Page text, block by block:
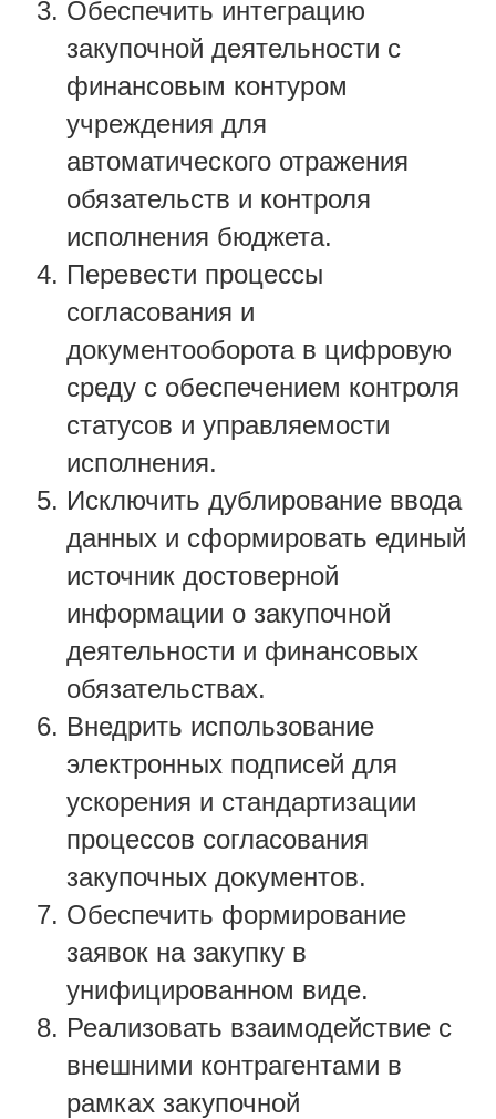
Обеспечить интеграцию
закупочной деятельности с
финансовым контуром
учреждения для
автоматического отражения
обязательств и контроля
исполнения бюджета.
Перевести процессы
согласования и
документооборота в цифровую
среду с обеспечением контроля
статусов и управляемости
исполнения.
Исключить дублирование ввода
данных и сформировать единый
источник достоверной
информации о закупочной
деятельности и финансовых
обязательствах.
Внедрить использование
электронных подписей для
ускорения и стандартизации
процессов согласования
закупочных документов.
Обеспечить формирование
заявок на закупку в
унифицированном виде.
Реализовать взаимодействие с
внешними контрагентами в
рамках закупочной